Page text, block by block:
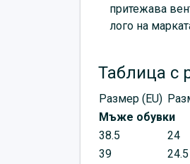
притежава
лого на
Таблица с
Размер (EU)
Мъже обувки
38.5
24
39
24.5